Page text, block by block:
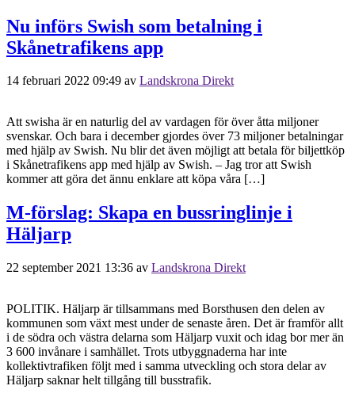
Nu införs Swish som betalning i
Skånetrafikens app
14 februari 2022 09:49 av Landskrona Direkt
Att swisha är en naturlig del av vardagen för över åtta miljoner
svenskar. Och bara i december gjordes över 73 miljoner betalningar
med hjälp av Swish. Nu blir det även möjligt att betala för biljettköp
i Skånetrafikens app med hjälp av Swish. – Jag tror att Swish
kommer att göra det ännu enklare att köpa våra […]
M-förslag: Skapa en bussringlinje i
Häljarp
22 september 2021 13:36 av Landskrona Direkt
POLITIK. Häljarp är tillsammans med Borsthusen den delen av
kommunen som växt mest under de senaste åren. Det är framför allt
i de södra och västra delarna som Häljarp vuxit och idag bor mer än
3 600 invånare i samhället. Trots utbyggnaderna har inte
kollektivtrafiken följt med i samma utveckling och stora delar av
Häljarp saknar helt tillgång till busstrafik.